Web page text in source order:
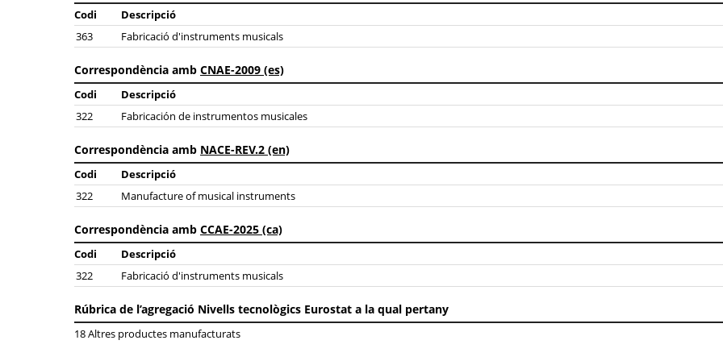
Codi Descripció
363
Fabricació d'instruments musicals
Correspondència amb CNAE-2009 (es)
Codi
Descripció
322
Fabricación de instrumentos musicales
Correspondència amb NACE-REV.2 (en)
Codi
Descripció
322
Manufacture of musical instruments
Correspondència amb CCAE-2025 (ca)
Codi
Descripció
322
Fabricació d'instruments musicals
Rúbrica de l’agregació Nivells tecnològics Eurostat a la qual pertany
18 Altres productes manufacturats